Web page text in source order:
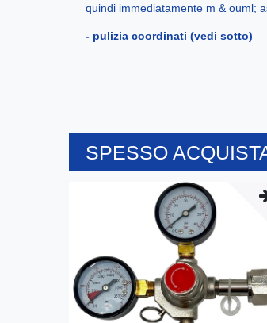
quindi immediatamente m & ouml;
- pulizia coordinati (vedi sotto)
SPESSO